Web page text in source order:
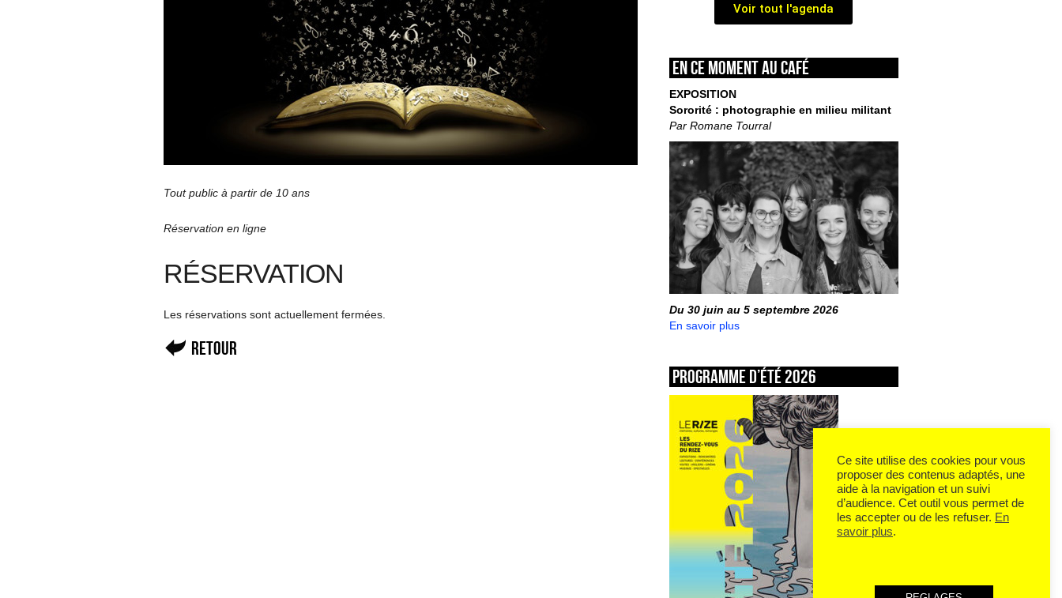
Tout public à partir de 10 ans
Réservation en ligne
RÉSERVATION
Les réservations sont actuellement fermées.
Retour
Voir tout l'agenda
En ce moment au café
EXPOSITION
Sororité : photographie en milieu militant
Par Romane Tourral
Du 30 juin au 5 septembre 2026
En savoir plus
Programme d’été 2026
Ce site utilise des cookies pour vous
proposer des contenus adaptés, une
aide à la navigation et un suivi
d’audience. Cet outil vous permet de
les accepter ou de les refuser. En
savoir plus.